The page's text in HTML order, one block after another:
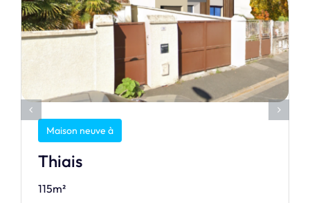
Maison neuve à
Thiais
115m²